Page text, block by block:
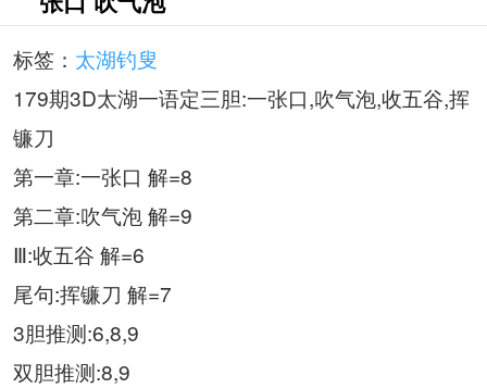
标签： 太湖钓叟
179期3D太湖一语定三胆:一张口,吹气泡,收五谷,挥
镰刀
第一章:一张口 解=8
第二章:吹气泡 解=9
Ⅲ:收五谷 解=6
尾句:挥镰刀 解=7
3胆推测:6,8,9
双胆推测:8,9